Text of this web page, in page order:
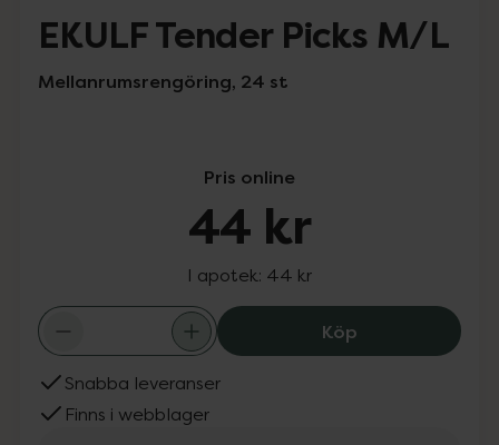
EKULF Tender Picks M/L
Mellanrumsrengöring, 24 st
Pris online
44 kr
I apotek: 44 kr
KöpEKULF Tender
Snabba leveranser
Finns i webblager